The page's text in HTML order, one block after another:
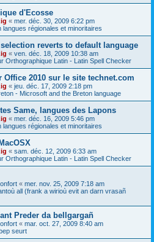
d'Ecosse
« mer. déc. 30, 2009 6:22 pm
langues régionales et minoritaires
reverts to default language
« ven. déc. 18, 2009 10:38 am
Orthographique Latin - Latin Spell Checker
2010 sur le site technet.com
« jeu. déc. 17, 2009 2:18 pm
- Microsoft and the Breton language
Same, langues des Lapons
« mer. déc. 16, 2009 5:46 pm
langues régionales et minoritaires
« sam. déc. 12, 2009 6:33 am
Orthographique Latin - Latin Spell Checker
« mer. nov. 25, 2009 7:18 am
all (frank a wirioù evit an darn vrasañ
Preder da bellgargañ
« mar. oct. 27, 2009 8:40 am
seurt